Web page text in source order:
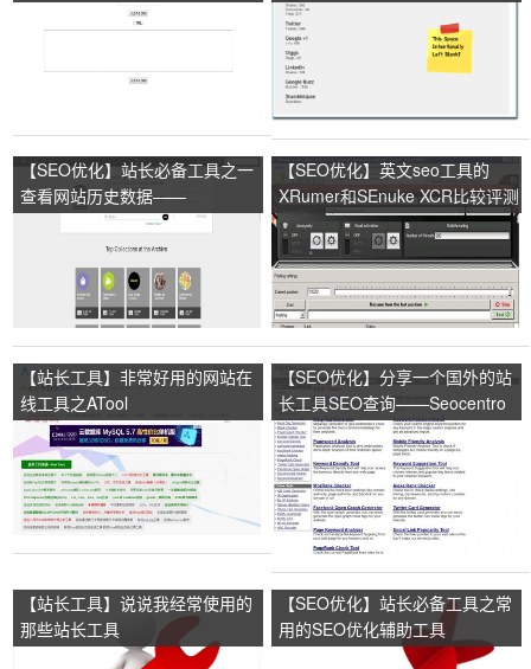
【SEO优化】站长必备工具之一
查看网站历史数据——
Archive.org
【SEO优化】英文seo工具的
XRumer和SEnuke XCR比较评测
【站长工具】非常好用的网站在
线工具之ATool
【SEO优化】分享一个国外的站
长工具SEO查询——Seocentro
【站长工具】说说我经常使用的
那些站长工具
【SEO优化】站长必备工具之常
用的SEO优化辅助工具